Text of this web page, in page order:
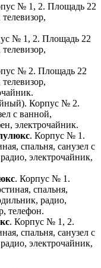
№ 1, 2. Площадь 22
№ 1, 2. Площадь 22
№ 2. Площадь 22
Корпус № 2.
с ванной,
электрочайник.
. Корпус № 1.
спальня, санузел с
электрочайник,
. Корпус № 1.
спальня,
радио,
телефон.
. Корпус № 1, 2.
спальня, санузел с
электрочайник,